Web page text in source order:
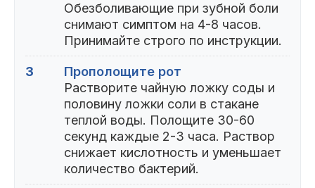
Обезболивающие при зубной боли
снимают симптом на 4-8 часов.
Принимайте строго по инструкции.
3
Прополощите рот
Растворите чайную ложку соды и
половину ложки соли в стакане
теплой воды. Полощите 30-60
секунд каждые 2-3 часа. Раствор
снижает кислотность и уменьшает
количество бактерий.